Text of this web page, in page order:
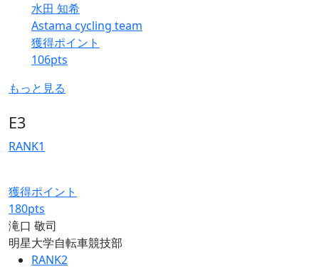
水田 知希
Astama cycling team
獲得ポイント
106pts
もっと見る
E3
RANK1
獲得ポイント
180pts
滝口 敬司
明星大学自転車競技部
RANK2